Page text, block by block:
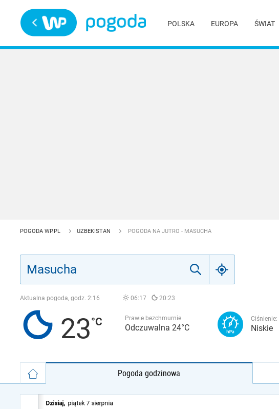
POLSKA EUROPA ŚWIAT
POGODA WP.PL UZBEKISTAN POGODA NA JUTRO - MASUCHA
Aktualna pogoda, godz. 2:16 06:17 20:23
23 Prawie bezchmurnie
Odczuwalna 24°C
Ciśnienie:
Niskie
Pogoda godzinowa